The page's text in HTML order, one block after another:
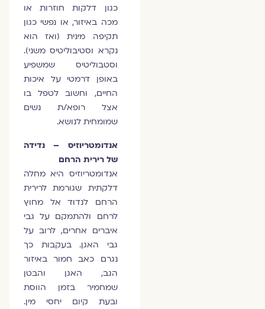
כגון דלקות חוזרות או
מכה באיזור, או נפשי כגון
תקיפה מינית (ואז הוא
נקרא וסטיבוליטיס משני).
וסטבוליטיס שמשפיע
באופן דרמטי על איכות
החיים, וחשוב לטפל בו
אצל רופא/ת נשים
שמומחית לנושא.
אנדומטריוזיס
– נדידה
של רירית הרחם
אנדומטריוזיס היא מחלה
דלקתית שגורמת לרירית
הרחם לנדוד אל מחוץ
לרחם ולהתמקם על גבי
איברים אחרים, לרוב על
גבי האגן. בעקבות כך
נגרם כאב חמור באיזור
הגב, האגן והבטן
שמחמיר בזמן הווסת
ובעת קיום יחסי מין.